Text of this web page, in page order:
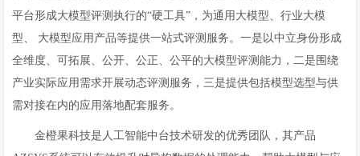
平台形成大模型评测执行的“硬工具”，为通用大模型、行业大模
型、 大模型应用产品等提供一站式评测服务。一是以中立身份形成
全维度、可拓展、公开、公正、公平的大模型评测能力，二是围绕
产业实际应用需求开展动态评测服务，三是提供包括模型选型与供
需对接在内的应用落地配套服务。
金橙果科技是人工智能中台技术研发的优秀团队，其产品